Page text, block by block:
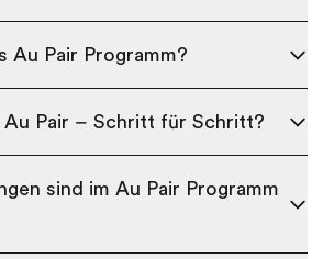
Au Pair Programm?
Pair – Schritt für Schritt?
sind im Au Pair Programm